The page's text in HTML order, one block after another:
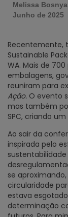
Melissa
Junho de 2025
Recentemente,
Sustainable
WA. Mais de
embalagens,
reuniram para
Ação. O evento
mas também
SPC, criando
Ao sair da
inspirada pelo
se
circularidade
estava
determinação